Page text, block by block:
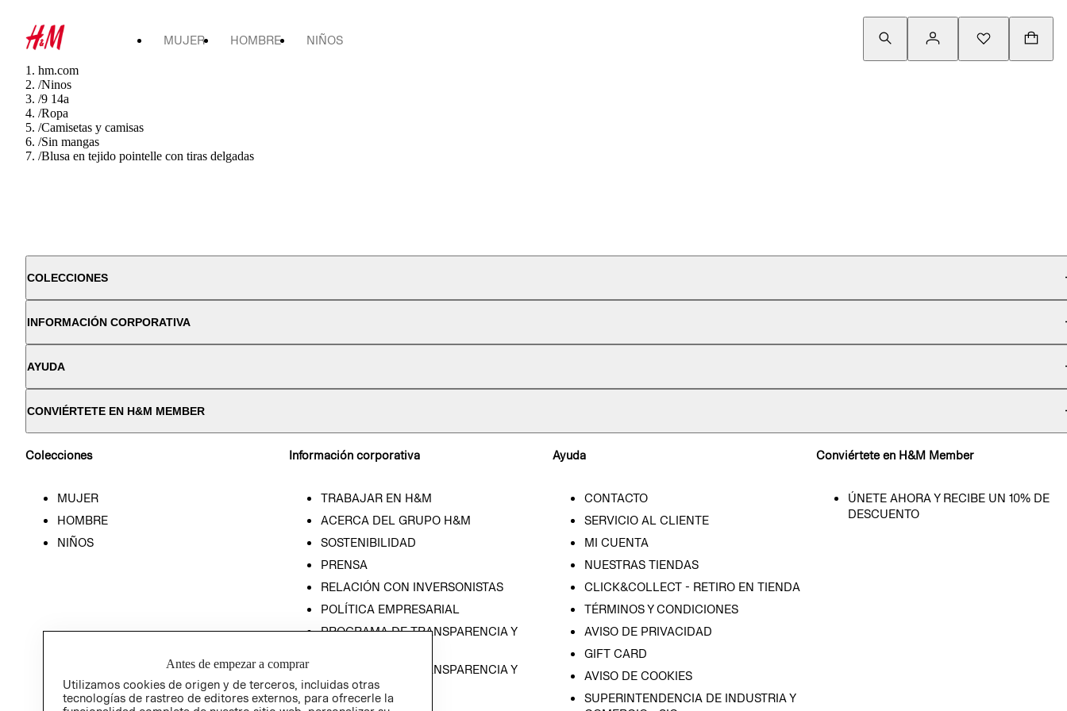
MUJER HOMBRE NIÑOS
hm.com
/Ninos
/9 14a
/Ropa
/Camisetas y camisas
/Sin mangas
/Blusa en tejido pointelle con tiras delgadas
COLECCIONES
INFORMACIÓN CORPORATIVA
AYUDA
CONVIÉRTETE EN H&M MEMBER
Colecciones
MUJER
HOMBRE
NIÑOS
Información corporativa
TRABAJAR EN H&M
ACERCA DEL GRUPO H&M
SOSTENIBILIDAD
PRENSA
RELACIÓN CON INVERSONISTAS
POLÍTICA EMPRESARIAL
PROGRAMA DE TRANSPARENCIA Y
PROGRAMA DE TRANSPARENCIA Y
ÉTICA (INGLÉS)
Ayuda
CONTACTO
SERVICIO AL CLIENTE
MI CUENTA
NUESTRAS TIENDAS
CLICK&COLLECT - RETIRO EN TIENDA
TÉRMINOS Y CONDICIONES
AVISO DE PRIVACIDAD
GIFT CARD
AVISO DE COOKIES
SUPERINTENDENCIA DE INDUSTRIA Y
Conviértete en H&M Member
ÚNETE AHORA Y RECIBE UN 10% DE
DESCUENTO
Antes de empezar a comprar
Utilizamos cookies de origen y de terceros, incluidas otras
tecnologías de rastreo de editores externos, para ofrecerle la